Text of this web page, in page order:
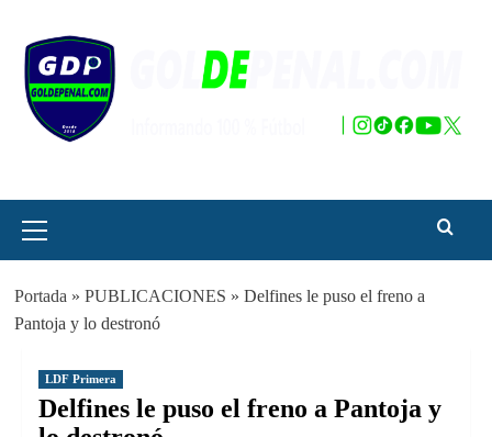
contenido
principal
Portada » PUBLICACIONES » Delfines le puso el freno a
Pantoja y lo destronó
LDF Primera
Delfines le puso el freno a Pantoja y